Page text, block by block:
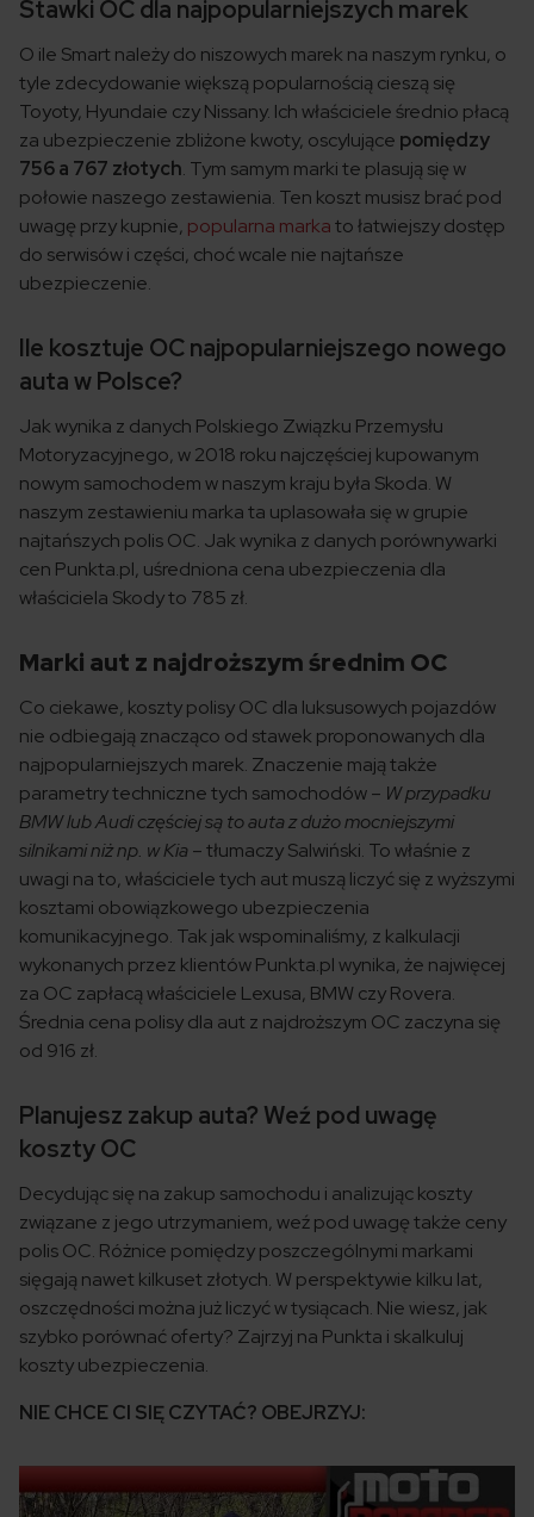
Stawki OC dla najpopularniejszych marek
O ile Smart należy do niszowych marek na naszym rynku, o
tyle zdecydowanie większą popularnością cieszą się
Toyoty, Hyundaie czy Nissany. Ich właściciele średnio płacą
za ubezpieczenie zbliżone kwoty, oscylujące pomiędzy
756 a 767 złotych. Tym samym marki te plasują się w
połowie naszego zestawienia. Ten koszt musisz brać pod
uwagę przy kupnie, popularna markato łatwiejszy dostęp
do serwisów i części, choć wcale nie najtańsze
ubezpieczenie.
Ile kosztuje OC najpopularniejszego nowego
auta w Polsce?
Jak wynika z danych Polskiego Związku Przemysłu
Motoryzacyjnego, w 2018 roku najczęściej kupowanym
nowym samochodem w naszym kraju była Skoda. W
naszym zestawieniu marka ta uplasowała się w grupie
najtańszych polis OC. Jak wynika z danych porównywarki
cen Punkta.pl, uśredniona cena ubezpieczenia dla
właściciela Skody to 785 zł.
Marki aut z najdroższym średnim OC
Co ciekawe, koszty polisy OC dla luksusowych pojazdów
nie odbiegają znacząco od stawek proponowanych dla
najpopularniejszych marek. Znaczenie mają także
parametry techniczne tych samochodów – W przypadku
BMW lub Audi częściej są to auta z dużo mocniejszymi
silnikami niż np. w Kia– tłumaczy Salwiński. To właśnie z
uwagi na to, właściciele tych aut muszą liczyć się z wyższymi
kosztami obowiązkowego ubezpieczenia
komunikacyjnego. Tak jak wspominaliśmy, z kalkulacji
wykonanych przez klientów Punkta.pl wynika, że najwięcej
za OC zapłacą właściciele Lexusa, BMW czy Rovera.
Średnia cena polisy dla aut z najdroższym OC zaczyna się
od 916 zł.
Planujesz zakup auta? Weź pod uwagę
koszty OC
Decydując się na zakup samochodu i analizując koszty
związane z jego utrzymaniem, weź pod uwagę także ceny
polis OC. Różnice pomiędzy poszczególnymi markami
sięgają nawet kilkuset złotych. W perspektywie kilku lat,
oszczędności można już liczyć w tysiącach. Nie wiesz, jak
szybko porównać oferty? Zajrzyj na Punkta i skalkuluj
koszty ubezpieczenia.
NIE CHCE CI SIĘ CZYTAĆ? OBEJRZYJ: